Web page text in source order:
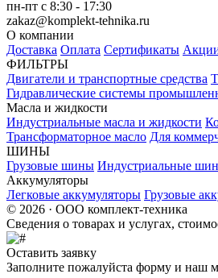
пн-пт с 8:30 - 17:30
zakaz@komplekt-tehnika.ru
О компании
Доставка Оплата Сертификаты
ФИЛЬТРЫ
Двигатели и транспортные средства
Гидравлические системы
Масла и жидкости
Индустриальные масла и жидкости
Трансформаторное масло Для
ШИНЫ
Грузовые шины Индустриальные
Аккумуляторы
Легковые аккумуляторы Грузовые
© 2026 · ООО комплект-техника
Сведения о товарах и услугах,
Оставить заявку
Заполните пожалуйста форму и наш